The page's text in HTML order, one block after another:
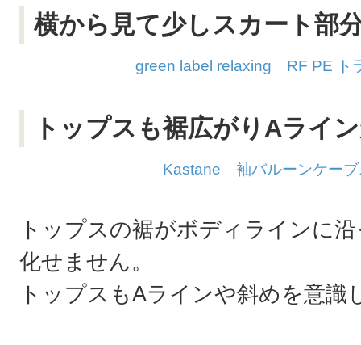
横から見て少しスカート部
green label relaxing RF PE ト
トップスも裾広がりAライ
Kastane 袖バルーンケーブ
トップスの裾がボディラインに
化せません。
トップスもAラインや斜めを意識